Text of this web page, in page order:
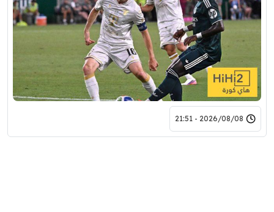
2026/08/08 - 21:51